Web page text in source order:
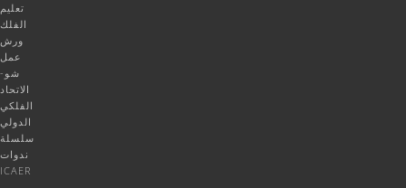
تعليم
الفلك
ورش
عمل
شو-
الاتحاد
الفلكي
الدولي
سلسلة
ندوات
ICAER